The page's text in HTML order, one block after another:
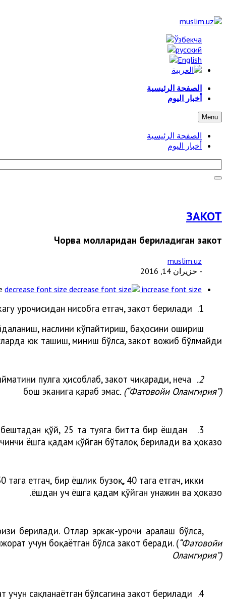
الصفحة الرئيسية
أخبار اليوم
Menu
الصفحة الرئيسية
أخبار اليوم
ЗАКОТ
Чорва молларидан бериладиган закот
muslim.uz
- حزيران 14, 2016
decrease font size increase font size
1.
урғочисидан нисобга етгач, закот берилади.
наслини кўпайтириш, баҳосини ошириш
юк ташиш, миниш бўлса, закот вожиб бўлмайди.
2.
пулга ҳисоблаб, закот чиқаради, неча
бош эканига қараб эмас. (“Фатовойи Оламгирия”)
3.
қўй, 25 та туяга битта бир ёшдан
ёшга қадам қўйган бўталоқ берилади ва ҳоказо.
етгач, бир ёшлик бузоқ, 40 тага етгач, икки
ёшдан уч ёшга қадам қўйган ғунажин ва ҳоказо.
берилади. Отлар эркак-урғочи аралаш бўлса,
учун боқаётган бўлса закот беради. (“Фатовойи
Оламгирия”)
4.
сақланаётган бўлсагина закот берилади.